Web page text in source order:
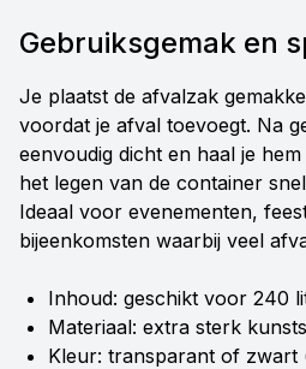
Gebruiksgemak en
Je plaatst de afvalzak
voordat je afval toevoegt. Na
eenvoudig dicht en haal je
het legen van de container
Ideaal voor evenementen,
bijeenkomsten waarbij veel
Inhoud: geschikt voor 240
Materiaal: extra sterk
Kleur: transparant of zwart